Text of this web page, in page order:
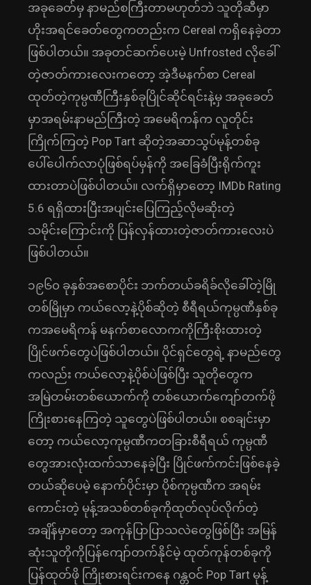
အခုခေတ်မှ နာမည်စကြီးတာမဟုတ်ဘဲ သူတိုဆီမှာ
ဟိုးအရင်ခေတ်တွေကတည်းက Cereal ကရှိနေခဲ့တာ
ဖြစ်ပါတယ်။ အခုတင်ဆက်ပေးမဲ့ Unfrosted လိုခေါ်
တဲ့ဇာတ်ကားလေးကတော့ အဲ့ဒီမနက်စာ Cereal
ထုတ်တဲ့ကုမ္ပဏီကြီးနှစ်ခုပြိုင်ဆိုင်ရင်းနဲ့မှ အခုခေတ်
မှာအရမ်းနာမည်ကြီးတဲ့ အမေရိကန်က လူတိုင်း
ကြိုက်ကြတဲ့ Pop Tart ဆိုတဲ့အဆာသွပ်မုန့်တစ်ခု
ပေါ်ပေါက်လာပုံဖြစ်ရပ်မှန်ကို အခြေခံပြီးရိုက်ကူး
ထားတာပဲဖြစ်ပါတယ်။ လက်ရှိမှာတော့ IMDb Rating
5.6 ရရှိထားပြီးအပျင်းပြေကြည့်လိုမဆိုးတဲ့
သမိုင်းကြောင်းကို ပြန်လှန်ထားတဲ့ဇာတ်ကားလေးပဲ
ဖြစ်ပါတယ်။
၁၉၆၀ ခုနှစ်အစောပိုင်း ဘက်တယ်ခရိခ်လိုခေါ်တဲ့မြို
တစ်မြိုမှာ ကယ်လော့နဲ့ပိုစ်ဆိုတဲ့ စီရီရယ်ကုမ္ပဏီနှစ်ခု
ကအမေရိကန် မနက်စာလောကကိုကြီးစိုးထားတဲ့
ပြိုင်ဖက်တွေပဲဖြစ်ပါတယ်။ ပိုင်ရှင်တွေရဲ့ နာမည်တွေ
ကလည်း ကယ်လော့နဲ့ပိုစ်ပဲဖြစ်ပြီး သူတိုတွေက
အမြဲတမ်းတစ်ယောက်ကို တစ်ယောက်ကျော်တက်ဖို
ကြိုးစားနေကြတဲ့ သူတွေပဲဖြစ်ပါတယ်။ စစချင်းမှာ
တော့ ကယ်လော့ကုမ္ပဏီကတခြားစီရီရယ် ကုမ္ပဏီ
တွေအားလုံးထက်သာနေခဲ့ပြီး ပြိုင်ဖက်ကင်းဖြစ်နေခဲ့
တယ်ဆိုပေမဲ့ နောက်ပိုင်းမှာ ပိုစ်ကုမ္ပဏီက အရမ်း
ကောင်းတဲ့ မုန့်အသစ်တစ်ခုကိုထုတ်လုပ်လိုက်တဲ့
အချိန်မှာတော့ အကုန်ပြာပြာသလဲတွေဖြစ်ပြီး အမြန်
ဆုံးသူတိုကိုပြန်ကျော်တက်နိုင်မဲ့ ထုတ်ကုန်တစ်ခုကို
ပြန်ထုတ်ဖို ကြိုးစားရင်းကနေ ဂန္တဝင် Pop Tart မုန့်